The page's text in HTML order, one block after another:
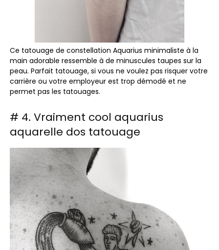
Ce tatouage de constellation Aquarius minimaliste à la
main adorable ressemble à de minuscules taupes sur la
peau. Parfait tatouage, si vous ne voulez pas risquer votre
carrière ou votre employeur est trop démodé et ne
permet pas les tatouages.
# 4. Vraiment cool aquarius
aquarelle dos tatouage